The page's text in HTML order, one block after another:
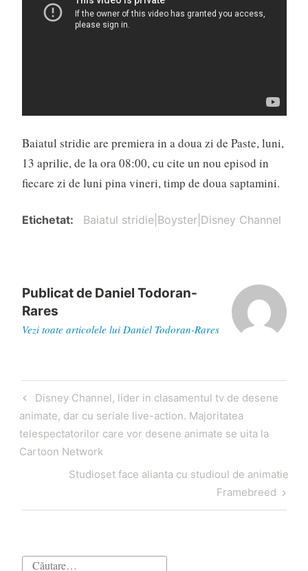
Baiatul stridie are premiera in a doua zi de Paste, luni,
13 aprilie, de la ora 08:00, cu cite un nou episod in
fiecare zi de luni pina vineri, timp de doua saptamini.
Etichetat Baiatul stridie|Boyster|Disney Channel
Publicat de Daniel Todoran-
Rares
Vezi toate articolele lui Daniel Todoran-Rares
Navigare
în
articole
Articol
anterior
Disney Channel, lider in clasamentul tv de desene
animate, dar cu seriale live-action. Majoritatea
telespectatorilor care vor desene animate se uita la
Cartoon Network
Articol
Studioset face alianta cu studioul de animatie
Framebreed
Caută